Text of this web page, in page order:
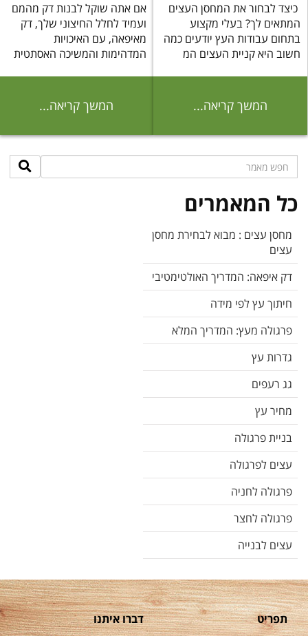
אם אתה שוקל לבנות דק מהמם
ועמיד לחלל החיצוני שלך, דק
מאיפאה, עם האיכויות
המדהימות והמשיכה האסתטית
המשך קריאה...
כיצד לבחור את המחסן העצים
המתאים לך? בעלי מקצוע
בתחום עבודות העץ יודעים כמה
חשוב היא קניית העצים המ
המשך קריאה...
כל המאמרים
מחסן עצים : מבוא לבחירת מחסן
עצים
דק איפאה: המדריך האולטימטיבי
חיתוך עץ לפי מידה
פרגולה מעץ: המדריך המלא
גדרות עץ
גג רעפים
מחיר עץ
בניית פרגולה
עצים לפרגולה
פרגולה לחניה
פרגולה לחצר
עצים לבנייה
דברו איתנו
תפריט